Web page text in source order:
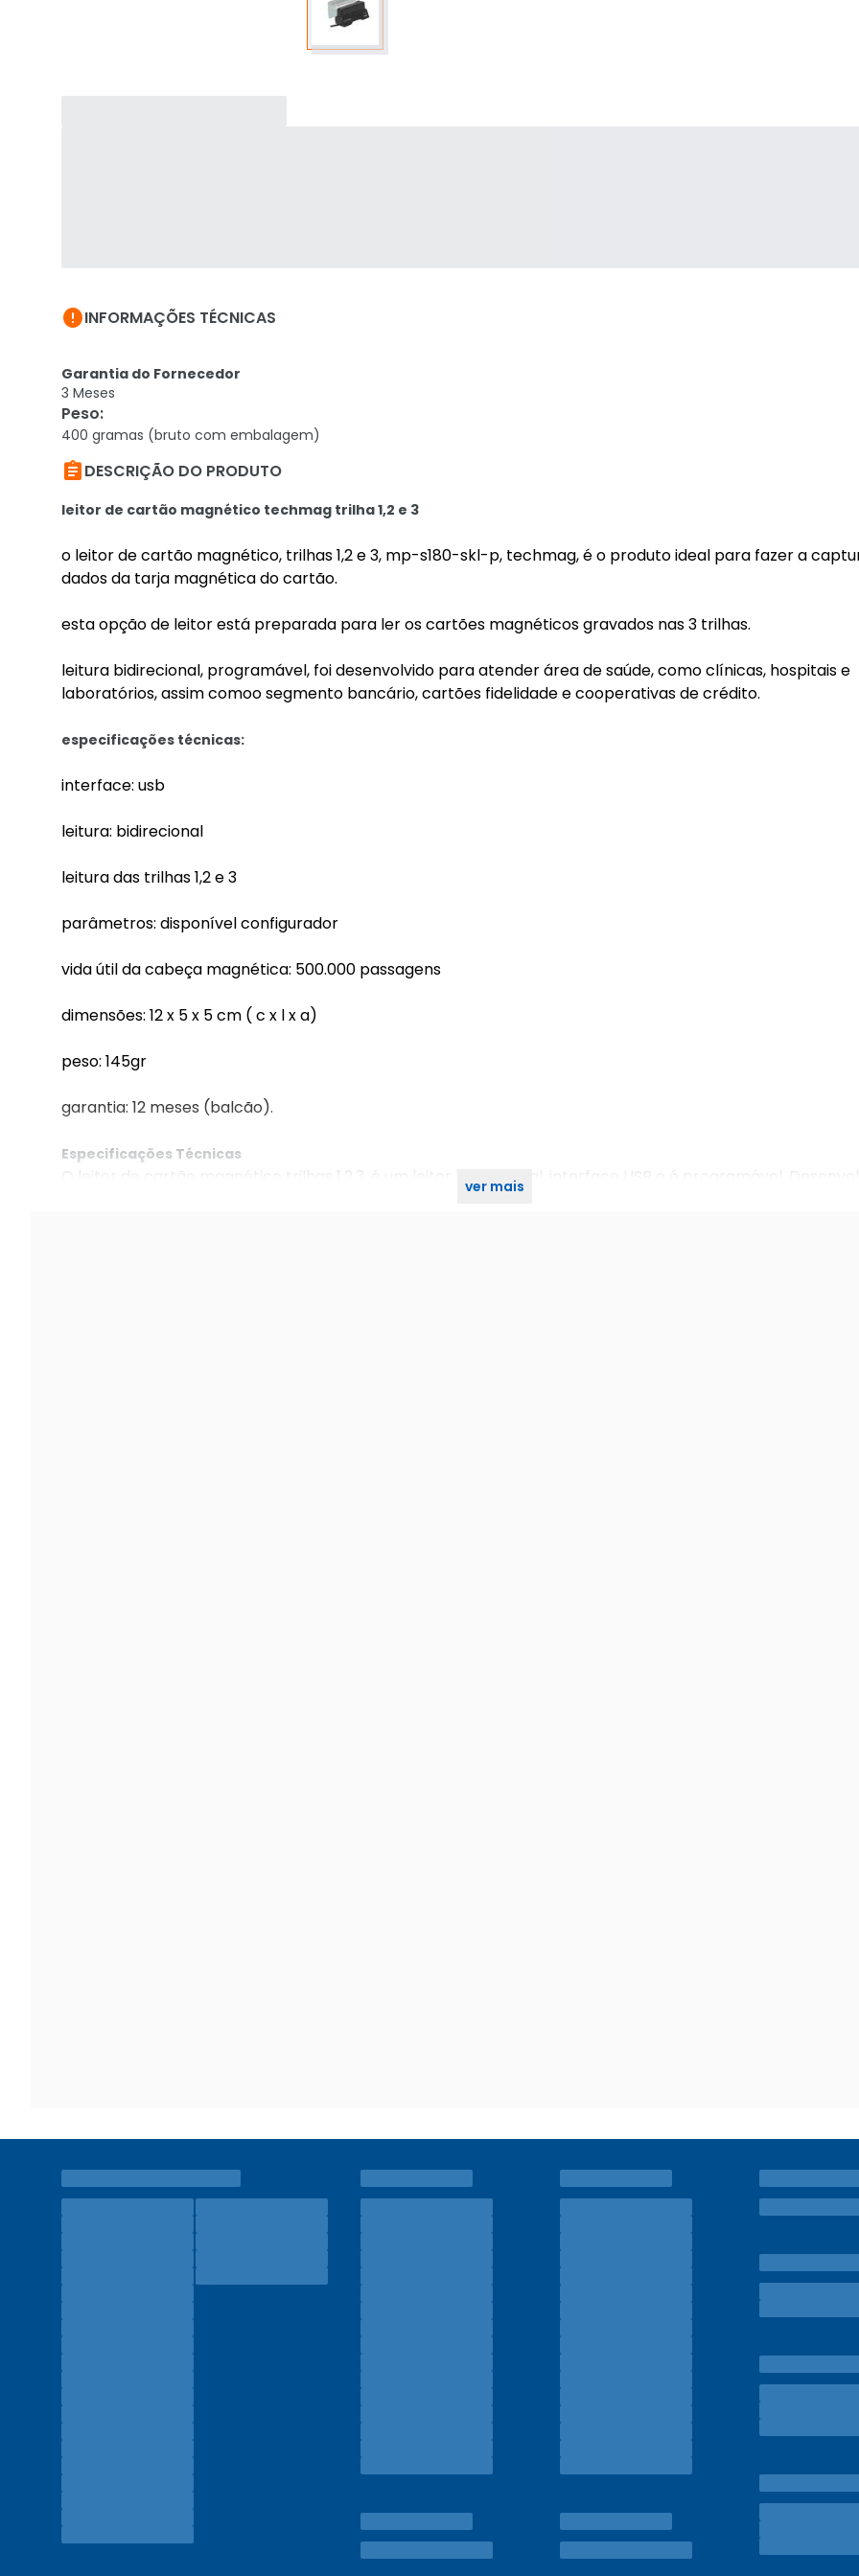
INFORMAÇÕES TÉCNICAS
Garantia do Fornecedor
3 Meses
Peso:
400 gramas (bruto com embalagem)
DESCRIÇÃO DO PRODUTO
leitor de cartão magnético techmag trilha 1,2 e 3
o leitor de cartão magnético, trilhas 1,2 e 3, mp-s180-skl-p, techmag, é o produto ideal para fazer a
dados da tarja magnética do cartão.
esta opção de leitor está preparada para ler os cartões magnéticos gravados nas 3 trilhas.
leitura bidirecional, programável, foi desenvolvido para atender área de saúde, como clínicas, hospitais e
laboratórios, assim comoo segmento bancário, cartões fidelidade e cooperativas de crédito.
especificações técnicas:
interface: usb
leitura: bidirecional
leitura das trilhas 1,2 e 3
parâmetros: disponível configurador
vida útil da cabeça magnética: 500.000 passagens
dimensões: 12 x 5 x 5 cm ( c x l x a)
peso: 145gr
garantia: 12 meses (balcão).
Especificações Técnicas
O leitor de cartão magnético trilhas 1,2,3, é um leitor bidirecional, interface USB e é programável.
ver mais